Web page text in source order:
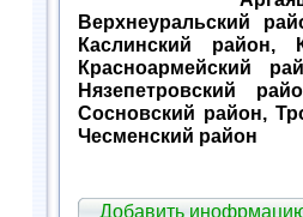
Верхнеуральский
Каслинский район,
Красноармейский
Нязепетровский
Сосновский район,
Чесменский район
Добавить